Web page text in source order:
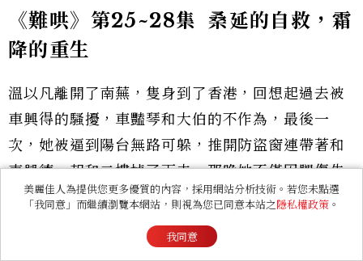
《難哄》第25~28集 桑延的自救，霜
降的重生
溫以凡離開了南蕪，隻身到了香港，回想起過去被
車興得的騷擾，車豔琴和大伯的不作為，最後一
次，她被逼到陽台無路可躲，推開防盜窗連帶著和
車興德一起和二樓掉了下去，那晚她不僅因腿傷失
去最愛的舞蹈，也看見了趙媛冬的不作為。車興德
死性不改，在加班調戲女顧客被桑延看見，得知溫
以凡過往遭遇的桑延，早已忍無可忍，對他大打出
美麗佳人為提供您更多優質的內容，採用網站分析技術。若您未點選
「我同意」而繼續瀏覽本網站，則視為您已同意本站之隱私權政策 。
我同意